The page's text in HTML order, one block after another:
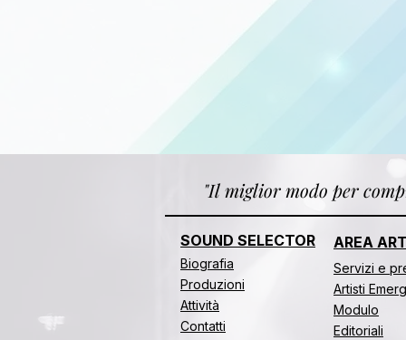
"Il miglior modo per
SOUND SELECTOR
Biografia
Produzioni
Attività
Contatti
AREA
​​Servizi e
Artisti
Modulo
Editoriali